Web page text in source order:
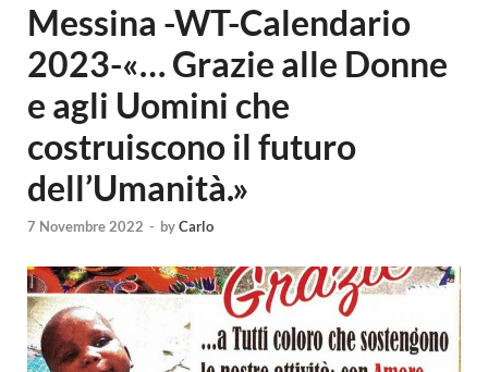
Messina -WT-Calendario
2023-«… Grazie alle Donne
e agli Uomini che
costruiscono il futuro
dell’Umanità.»
7 Novembre 2022 - byCarlo